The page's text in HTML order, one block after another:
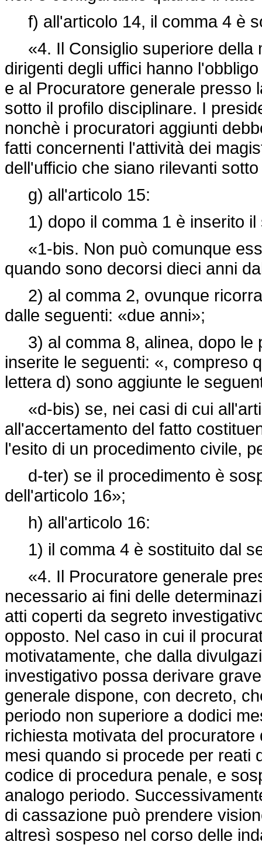
f) all'articolo 14, il comma 4 è
«4. Il Consiglio superiore della
dirigenti degli uffici hanno
e al Procuratore generale presso
sotto il profilo disciplinare. I
nonchè i procuratori aggiunti
fatti concernenti l'attività dei
dell'ufficio che siano rilevanti
g) all'articolo 15:
1) dopo il comma 1 è inserito il
«1-bis. Non può comunque
quando sono decorsi dieci anni
2) al comma 2, ovunque
dalle seguenti: «due anni»;
3) al comma 8, alinea, dopo le
inserite le seguenti: «, compreso
lettera d) sono aggiunte le
«d-bis) se, nei casi di cui
all'accertamento del fatto
l'esito di un procedimento civile,
d-ter) se il procedimento è
dell'articolo 16»;
h) all'articolo 16:
1) il comma 4 è sostituito dal
«4. Il Procuratore generale
necessario ai fini delle
atti coperti da segreto
opposto. Nel caso in cui il
motivatamente, che dalla
investigativo possa derivare
generale dispone, con decreto,
periodo non superiore a dodici
richiesta motivata del
mesi quando si procede per reati
codice di procedura penale, e
analogo periodo.
di cassazione può prendere
altresì sospeso nel corso delle